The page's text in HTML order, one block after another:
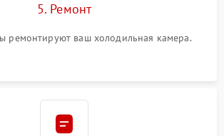
5. Ремонт
ремонтируют ваш холодильная камера.